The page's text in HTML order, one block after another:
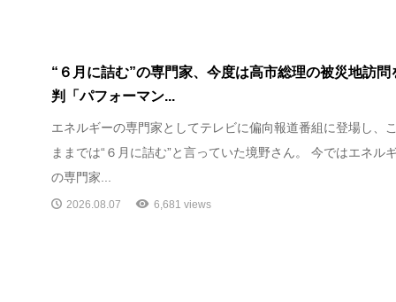
“６月に詰む”の専門家、今度は高市総理の被災地訪問
判「パフォーマン...
エネルギーの専門家としてテレビに偏向報道番組に登場し、
ままでは“６月に詰む”と言っていた境野さん。 今ではエネル
の専門家...
2026.08.07 6,681 views